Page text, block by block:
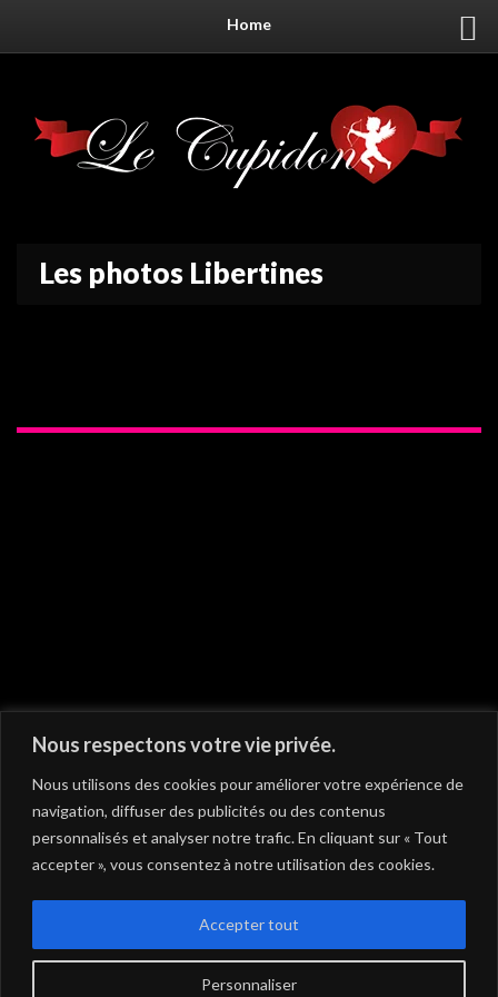
Nous respectons votre vie privée.
Nous utilisons des cookies pour améliorer votre expérience de
navigation, diffuser des publicités ou des contenus
personnalisés et analyser notre trafic. En cliquant sur « Tout
accepter », vous consentez à notre utilisation des cookies.
Personnaliser
Accepter tout
Home
Les photos Libertines